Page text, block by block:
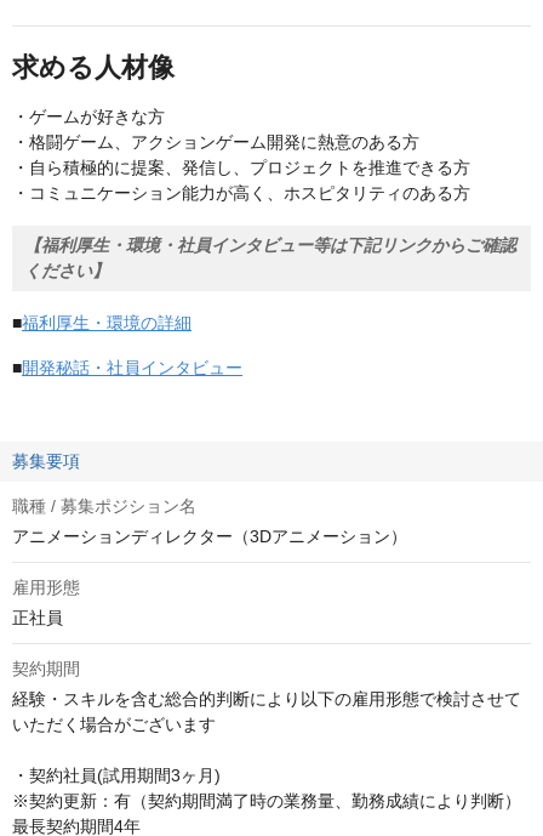
求める人材像
・ゲームが好きな方
・格闘ゲーム、アクションゲーム開発に熱意のある方
・自ら積極的に提案、発信し、プロジェクトを推進できる方
・コミュニケーション能力が高く、ホスピタリティのある方
【福利厚生・環境・社員インタビュー等は下記リンクからご確認
ください】
■福利厚生・環境の詳細
■開発秘話・社員インタビュー
募集要項
職種 / 募集ポジション名
アニメーションディレクター（3Dアニメーション）
雇用形態
正社員
契約期間
経験・スキルを含む総合的判断により以下の雇用形態で検討させて
いただく場合がございます
・契約社員(試用期間3ヶ月)
※契約更新：有（契約期間満了時の業務量、勤務成績により判断）
最長契約期間4年